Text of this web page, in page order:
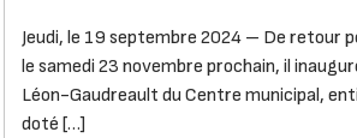
Jeudi, le 19 septembre 2024 – De retour
le samedi 23 novembre prochain, il
Léon-Gaudreault du Centre municipal,
doté […]